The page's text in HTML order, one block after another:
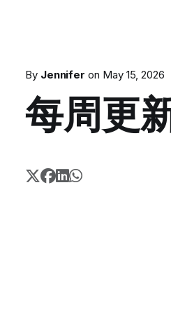
By Jennifer on May 15, 2026
每周更